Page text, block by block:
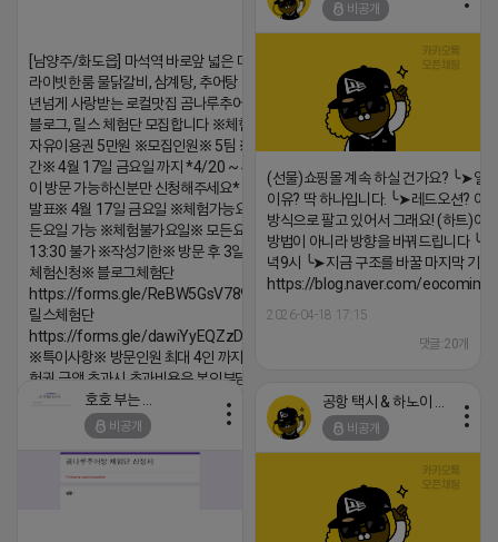
https://m.blog.naver.com/
2026-04-18 17:23
[남양주/화도읍] 마석역 바로앞 넓은 매장과, 프
라이빗한룸 물닭갈비, 삼계탕, 추어탕 맛집 10
년넘게 사랑받는 로컬맛집 곰나루추어탕에서
블로그, 릴스 체험단 모집합니다 ※체험메뉴※
자유이용권 5만원 ※모집인원※ 5팀 ※모집기
간※ 4월 17일 금요일 까지 *4/20 ~ 4/26 사
이 방문 가능하신분만 신청해주세요* ※체험단
발표※ 4월 17일 금요일 ※체험가능요일※ 모
든요일 가능 ※체험불가요일※ 모든요일 12 ~
13:30 불가 ※작성기한※ 방문 후 3일 이내 ※
체험신청※ 블로그체험단
https://forms.gle/ReBW5GsV789ur2Pz6
릴스체험단
https://forms.gle/dawiYyEQZzDdqf8W8
※특이사항※ 방문인원 최대 4인 까지 가능 체
험권 금액 초과시 초과비용은 본인부담입니다.
2026-04-18 17:18
비공개
(선물)쇼핑몰 계속 하실 건가요? ╰➤열
이유? 딱 하나입니다. ╰➤레드오션? 아
방식으로 팔고 있어서 그래요! (하트)이
방법이 아니라 방향을 바꿔드립니다
녁9시 ╰➤지금 구조를 바꿀 마지막 기회
https://blog.naver.com/eocomim/
2026-04-18 17:15
댓글:20개
비공개 비공개